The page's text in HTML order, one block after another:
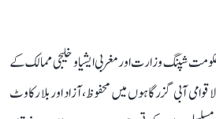
شپنگ وزارت اور مغربی ایشیا و خلیجی ممالک کے
آبی گزرگاہوں میں محفوظ، آزاد اور بلا رکاوٹ